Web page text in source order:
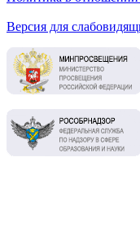
Версия для